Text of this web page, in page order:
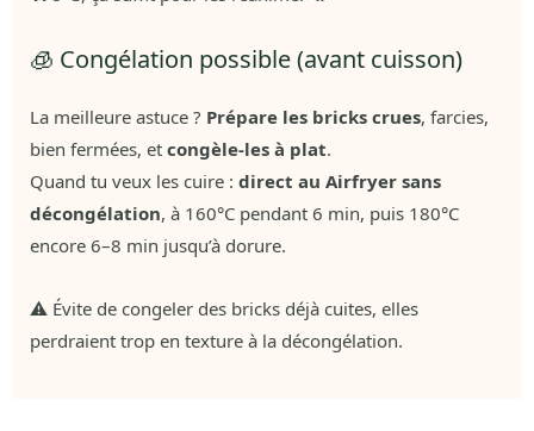
🧊 Congélation possible (avant cuisson)
La meilleure astuce ? Prépare les bricks crues, farcies,
bien fermées, et congèle-les à plat.
Quand tu veux les cuire : direct au Airfryer sans
décongélation, à 160°C pendant 6 min, puis 180°C
encore 6–8 min jusqu’à dorure.
⚠️ Évite de congeler des bricks déjà cuites, elles
perdraient trop en texture à la décongélation.